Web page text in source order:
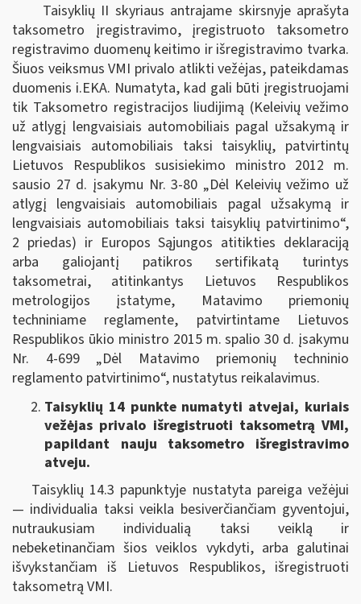
Taisyklių II skyriaus antrajame skirsnyje aprašyta
taksometro įregistravimo, įregistruoto taksometro
registravimo duomenų keitimo ir išregistravimo tvarka.
Šiuos veiksmus VMI privalo atlikti vežėjas, pateikdamas
duomenis i.EKA. Numatyta, kad gali būti įregistruojami
tik Taksometro registracijos liudijimą (Keleivių vežimo
už atlygį lengvaisiais automobiliais pagal užsakymą ir
lengvaisiais automobiliais taksi taisyklių, patvirtintų
Lietuvos Respublikos susisiekimo ministro 2012 m.
sausio 27 d. įsakymu Nr. 3-80 „Dėl Keleivių vežimo už
atlygį lengvaisiais automobiliais pagal užsakymą ir
lengvaisiais automobiliais taksi taisyklių patvirtinimo“,
2 priedas) ir Europos Sąjungos atitikties deklaraciją
arba galiojantį patikros sertifikatą turintys
taksometrai, atitinkantys Lietuvos Respublikos
metrologijos įstatyme, Matavimo priemonių
techniniame reglamente, patvirtintame Lietuvos
Respublikos ūkio ministro 2015 m. spalio 30 d. įsakymu
Nr. 4-699 „Dėl Matavimo priemonių techninio
reglamento patvirtinimo“, nustatytus reikalavimus.
Taisyklių 14 punkte numatyti atvejai, kuriais
vežėjas privalo išregistruoti taksometrą VMI,
papildant nauju taksometro išregistravimo
atveju.
Taisyklių 14.3 papunktyje nustatyta pareiga vežėjui
— individualia taksi veikla besiverčiančiam gyventojui,
nutraukusiam individualią taksi veiklą ir
nebeketinančiam šios veiklos vykdyti, arba galutinai
išvykstančiam iš Lietuvos Respublikos, išregistruoti
taksometrą VMI.